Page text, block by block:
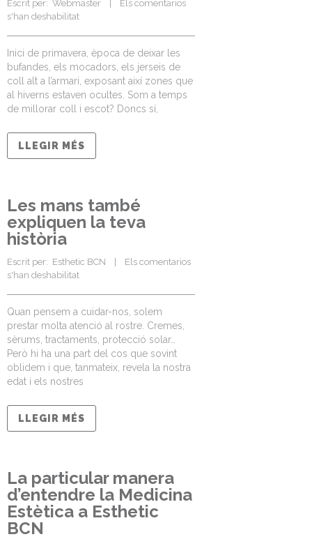
Escrit per: Webmaster
Els comentarios
s'han deshabilitat
Inici de primavera, època de deixar les
bufandes, els mocadors, els jerseis de
coll alt a l’armari, exposant així zones que
al hiverns estaven ocultes. Som a temps
de millorar coll i escot? Doncs sí,
LLEGIR MÉS
Les mans també
expliquen la teva
història
Escrit per: Esthetic BCN
Els comentarios
s'han deshabilitat
Quan pensem a cuidar-nos, solem
prestar molta atenció al rostre. Cremes,
sèrums, tractaments, protecció solar…
Però hi ha una part del cos que sovint
oblidem i que, tanmateix, revela la nostra
edat i els nostres
LLEGIR MÉS
La particular manera
d’entendre la Medicina
Estètica a Esthetic
BCN